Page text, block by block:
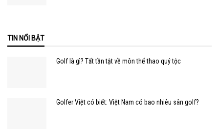
TIN NỔI BẬT
Golf là gì? Tất tần tật về môn thể thao quý tộc
Golfer Việt có biết: Việt Nam có bao nhiêu sân golf?